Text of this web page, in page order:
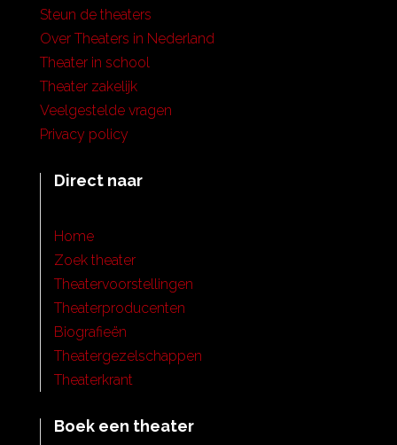
Steun de theaters
Over Theaters in Nederland
Theater in school
Theater zakelijk
Veelgestelde vragen
Privacy policy
Direct naar
Home
Zoek theater
Theatervoorstellingen
Theaterproducenten
Biografieën
Theatergezelschappen
Theaterkrant
Boek een theater